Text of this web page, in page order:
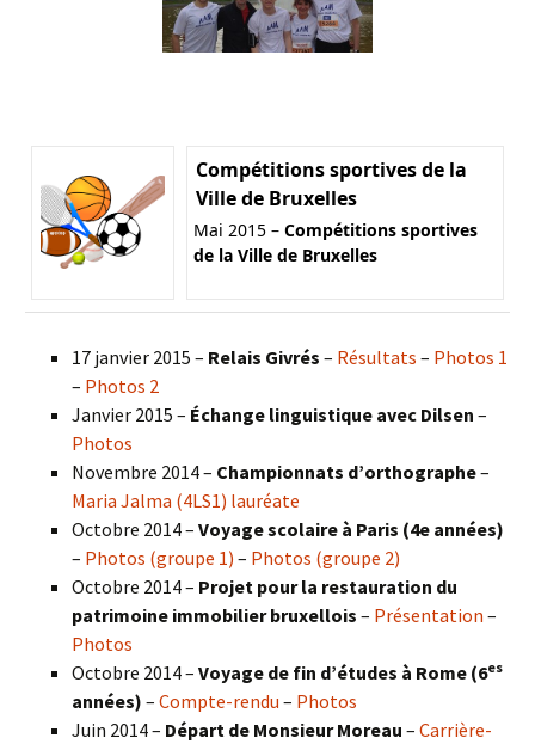
Compétitions sportives de la
Ville de Bruxelles
Mai 2015 – Compétitions sportives
de la Ville de Bruxelles
17 janvier 2015 – Relais Givrés – Résultats – Photos 1
– Photos 2
Janvier 2015 – Échange linguistique avec Dilsen –
Photos
Novembre 2014 – Championnats d’orthographe–
Maria Jalma (4LS1) lauréate
Octobre 2014 – Voyage scolaire à Paris (4e années)
– Photos (groupe 1) – Photos (groupe 2)
Octobre 2014 – Projet pour la restauration du
patrimoine immobilier bruxellois – Présentation –
Photos
Octobre 2014 – Voyage de fin d’études à Rome (6es
années) – Compte-rendu – Photos
Juin 2014 – Départ de Monsieur Moreau – Carrière-